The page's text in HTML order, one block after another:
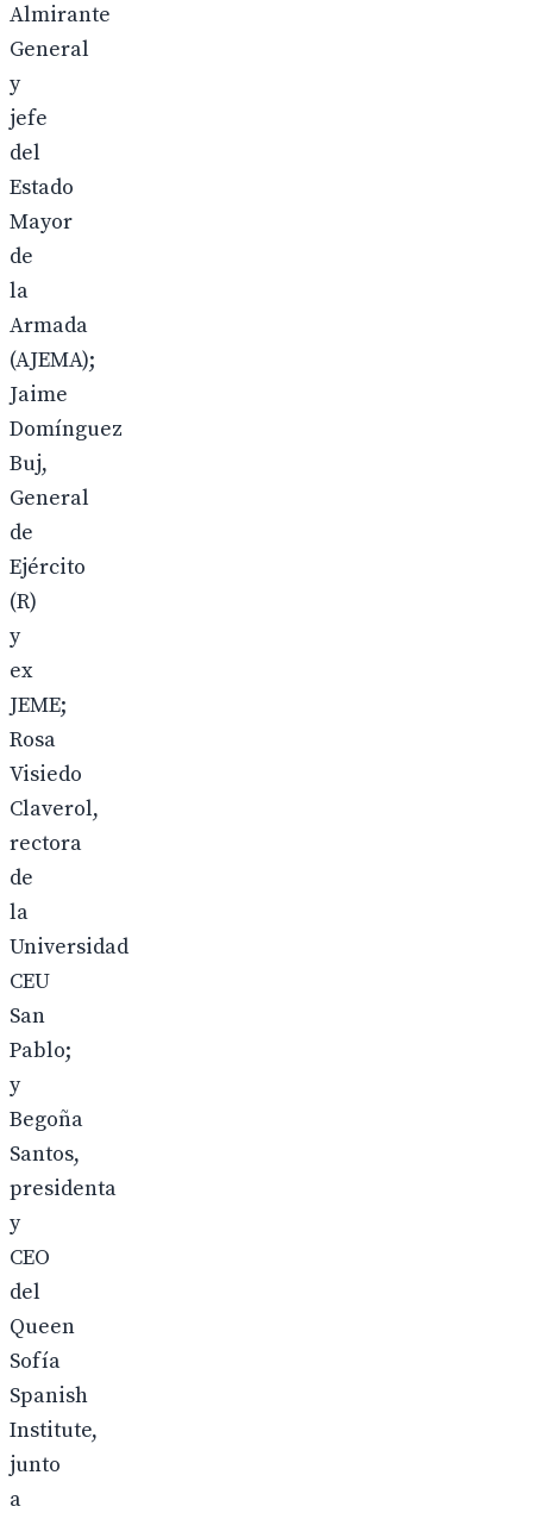
Almirante
General
y
jefe
del
Estado
Mayor
de
la
Armada
(AJEMA);
Jaime
Domínguez
Buj,
General
de
Ejército
(R)
y
ex
JEME;
Rosa
Visiedo
Claverol,
rectora
de
la
Universidad
CEU
San
Pablo;
y
Begoña
Santos,
presidenta
y
CEO
del
Queen
Sofía
Spanish
Institute,
junto
a